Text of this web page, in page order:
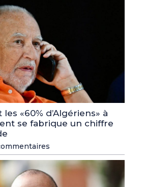
«60% d’Algériens» à
se fabrique un chiffre